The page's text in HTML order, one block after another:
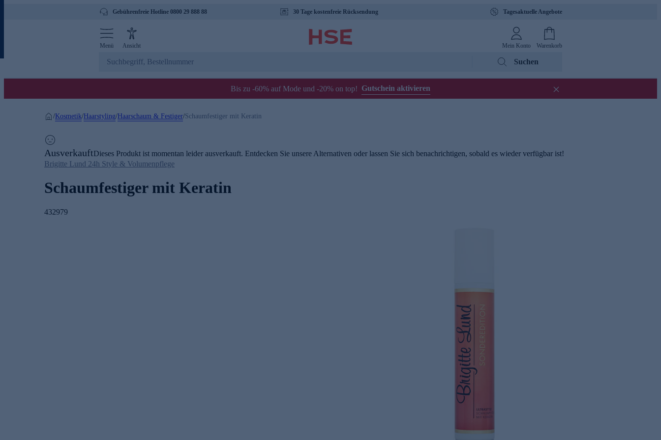
Gebührenfreie Hotline 0800 29 888 88 30 Tage kostenfreie Rücksendung Tagesaktuelle Angebote
Menü Ansicht Mein Konto Warenkorb
Suchen
Bis zu -60% auf Mode und -20% on top! Gutschein aktivieren
/Kosmetik/Haarstyling/Haarschaum & Festiger/Schaumfestiger mit Keratin
AusverkauftDieses Produkt ist momentan leider ausverkauft. Entdecken Sie unsere Alternativen oder lassen Sie sich benachrichtigen, sobald es wieder verfügbar ist!
Brigitte Lund 24h Style & Volumenpflege
Schaumfestiger mit Keratin
432979